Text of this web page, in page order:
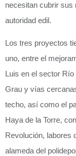
necesitan cubrir sus
autoridad edil.
Los tres proyectos
uno, entre el
Luis en el sector
Grau y vías
techo, así como el
Haya de la Torre,
Revolución, labores
alameda del